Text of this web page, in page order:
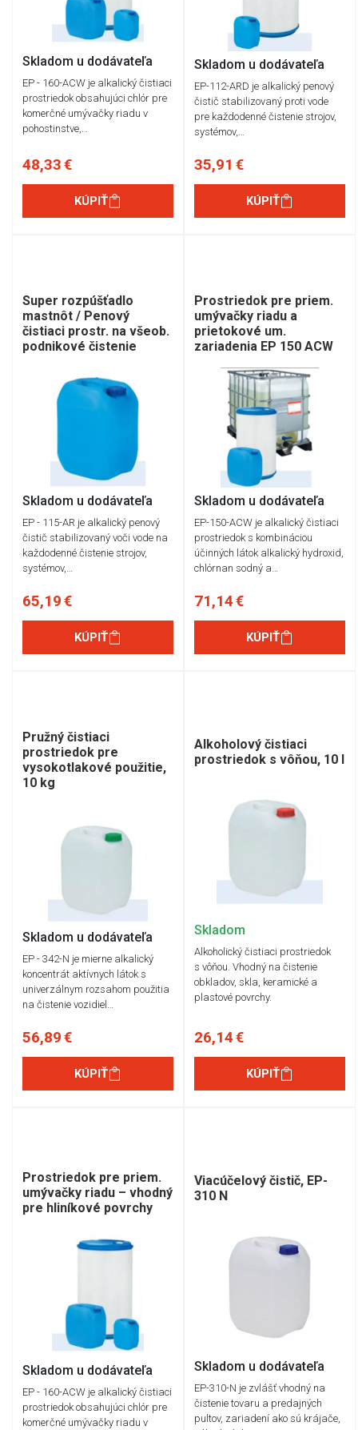
Skladom u dodávateľa
EP - 160-ACW je alkalický čistiaci
prostriedok obsahujúci chlór pre
komerčné umývačky riadu v
pohostinstve,…
48,33 €
KÚPIŤ
Skladom u dodávateľa
EP-112-ARD je alkalický penový
čistič stabilizovaný proti vode
pre každodenné čistenie strojov,
systémov,…
35,91 €
KÚPIŤ
Super rozpúšťadlo
mastnôt / Penový
čistiaci prostr. na všeob.
podnikové čistenie
Skladom u dodávateľa
EP - 115-AR je alkalický penový
čistič stabilizovaný voči vode na
každodenné čistenie strojov,
systémov,…
65,19 €
KÚPIŤ
Prostriedok pre priem.
umývačky riadu a
prietokové um.
zariadenia EP 150 ACW
Skladom u dodávateľa
EP-150-ACW je alkalický čistiaci
prostriedok s kombináciou
účinných látok alkalický hydroxid,
chlórnan sodný a…
71,14 €
KÚPIŤ
Pružný čistiaci
prostriedok pre
vysokotlakové použitie,
10 kg
Skladom u dodávateľa
EP - 342-N je mierne alkalický
koncentrát aktívnych látok s
univerzálnym rozsahom použitia
na čistenie vozidiel…
56,89 €
KÚPIŤ
Alkoholový čistiaci
prostriedok s vôňou, 10 l
Skladom
Alkoholický čistiaci prostriedok
s vôňou. Vhodný na čistenie
obkladov, skla, keramické a
plastové povrchy.
26,14 €
KÚPIŤ
Prostriedok pre priem.
umývačky riadu – vhodný
pre hliníkové povrchy
Skladom u dodávateľa
EP - 160-ACW je alkalický čistiaci
prostriedok obsahujúci chlór pre
komerčné umývačky riadu v
Viacúčelový čistič, EP-
310 N
Skladom u dodávateľa
EP-310-N je zvlášť vhodný na
čistenie tovaru a predajných
pultov, zariadení ako sú krájače,